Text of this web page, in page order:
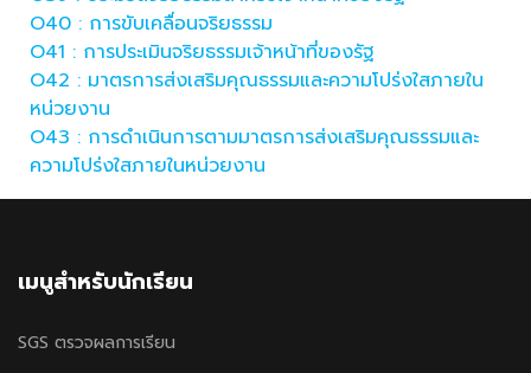
O40 : การขับเคลื่อนจริยธรรม
O41 : การประเมินจริยธรรมเจ้าหน้าที่ของรัฐ
O42 : มาตรการส่งเสริมคุณธรรมและความโปร่งใสภายใน
หน่วยงาน
O43 : การดำเนินการตามมาตรการส่งเสริมคุณธรรมและ
ความโปร่งใสภายในหน่วยงาน
เมนูสำหรับนักเรียน
SGS ตรวจผลการเรียน